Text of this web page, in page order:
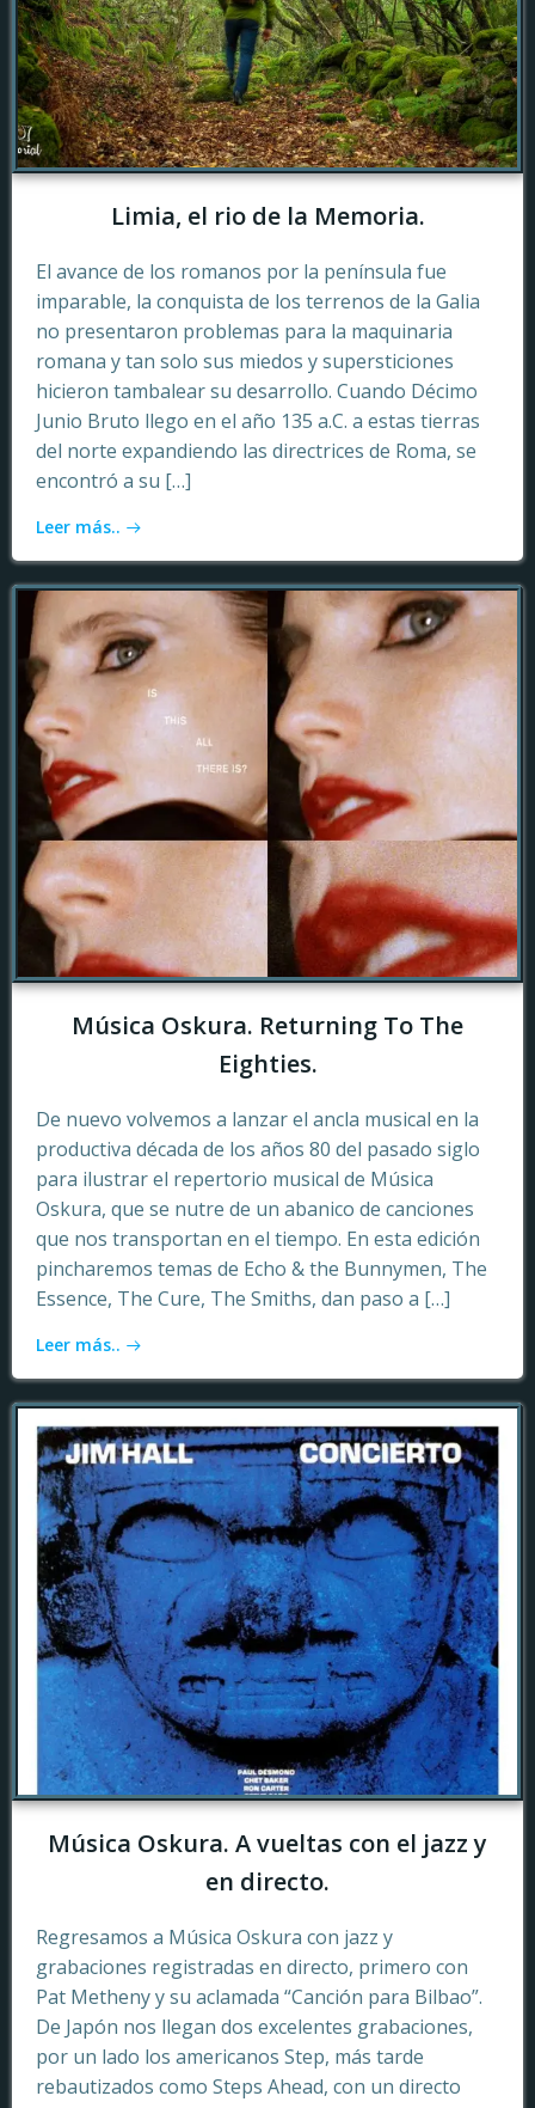
Limia, el rio de la Memoria.
El avance de los romanos por la península fue
imparable, la conquista de los terrenos de la Galia
no presentaron problemas para la maquinaria
romana y tan solo sus miedos y supersticiones
hicieron tambalear su desarrollo. Cuando Décimo
Junio Bruto llego en el año 135 a.C. a estas tierras
del norte expandiendo las directrices de Roma, se
encontró a su […]
Leer más..
Música Oskura. Returning To The
Eighties.
De nuevo volvemos a lanzar el ancla musical en la
productiva década de los años 80 del pasado siglo
para ilustrar el repertorio musical de Música
Oskura, que se nutre de un abanico de canciones
que nos transportan en el tiempo. En esta edición
pincharemos temas de Echo & the Bunnymen, The
Essence, The Cure, The Smiths, dan paso a […]
Leer más..
Música Oskura. A vueltas con el jazz y
en directo.
Regresamos a Música Oskura con jazz y
grabaciones registradas en directo, primero con
Pat Metheny y su aclamada “Canción para Bilbao”.
De Japón nos llegan dos excelentes grabaciones,
por un lado los americanos Step, más tarde
rebautizados como Steps Ahead, con un directo